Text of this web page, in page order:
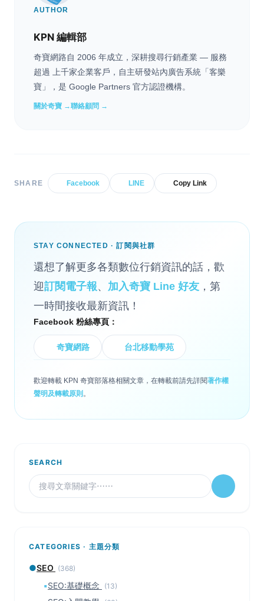
AUTHOR
KPN 編輯部
奇寶網路自 2006 年成立，深耕搜尋行銷產業 — 服務
超過 上千家企業客戶，自主研發站內廣告系統「客樂
寶」，是 Google Partners 官方認證機構。
關於奇寶 →聯絡顧問 →
SHARE Facebook LINE Copy Link
STAY CONNECTED · 訂閱與社群
還想了解更多各類數位行銷資訊的話，歡
迎訂閱電子報、 加入奇寶 Line 好友 ，第
一時間接收最新資訊！
Facebook 粉絲專頁：
奇寶網路 台北移動學苑
歡迎轉載 KPN 奇寶部落格相關文章，在轉載前請先詳閱著作權
聲明及轉載原則 。
SEARCH
CATEGORIES · 主題分類
●SEO (368)
▪SEO:基礎概念 (13)